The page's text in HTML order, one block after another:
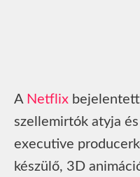
A Netflix
szellemirtók atyja
executive
készülő, 3D